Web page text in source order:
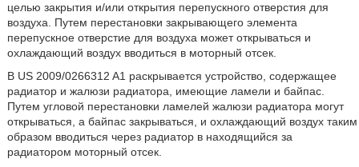
целью закрытия и/или открытия перепускного отверстия для
воздуха. Путем перестановки закрывающего элемента
перепускное отверстие для воздуха может открываться и
охлаждающий воздух вводиться в моторный отсек.
В US 2009/0266312 A1 раскрывается устройство, содержащее
радиатор и жалюзи радиатора, имеющие ламели и байпас.
Путем угловой перестановки ламелей жалюзи радиатора могут
открываться, а байпас закрываться, и охлаждающий воздух таким
образом вводиться через радиатор в находящийся за
радиатором моторный отсек.